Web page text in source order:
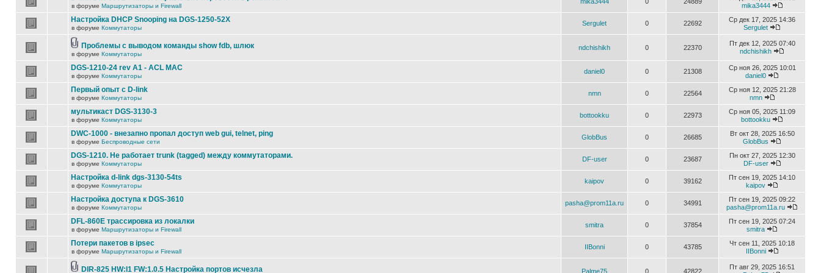
в форуме Маршрутизаторы и Firewall
mika3444
Настройка DHCP Snooping на DGS-1250-52X
в форуме Коммутаторы
Sergulet 0 22692
Ср дек 17, 2025 14:36
Sergulet
Проблемы с выводом команды show fdb, шлюк
в форуме Коммутаторы
ndchishikh 0 22370
Пт дек 12, 2025 07:40
ndchishikh
DGS-1210-24 rev A1 - ACL MAC
в форуме Коммутаторы
daniel0 0 21308
Ср ноя 26, 2025 10:01
daniel0
Первый опыт с D-link
в форуме Коммутаторы
nmn 0 22564
Ср ноя 12, 2025 21:28
nmn
мультикаст DGS-3130-3
в форуме Коммутаторы
bottookku 0 22973
Ср ноя 05, 2025 11:09
bottookku
DWC-1000 - внезапно пропал доступ web gui, telnet, ping
в форуме Беспроводные сети
GlobBus 0 26685
Вт окт 28, 2025 16:50
GlobBus
DGS-1210. Не работает trunk (tagged) между коммутаторами.
в форуме Коммутаторы
DF-user 0 23687
Пн окт 27, 2025 12:30
DF-user
Настройка d-link dgs-3130-54ts
в форуме Коммутаторы
kaipov 0 39162
Пт сен 19, 2025 14:10
kaipov
Настройка доступа к DGS-3610
в форуме Коммутаторы
pasha@prom11a.ru 0 34991
Пт сен 19, 2025 09:22
pasha@prom11a.ru
DFL-860E трассировка из локалки
в форуме Маршрутизаторы и Firewall
smitra 0 37854
Пт сен 19, 2025 07:24
smitra
Потери пакетов в ipsec
в форуме Маршрутизаторы и Firewall
IIBonni 0 43785
Чт сен 11, 2025 10:18
IIBonni
DIR-825 HW:I1 FW:1.0.5 Настройка портов исчезла Palme75 0 42822
Пт авг 29, 2025 16:51